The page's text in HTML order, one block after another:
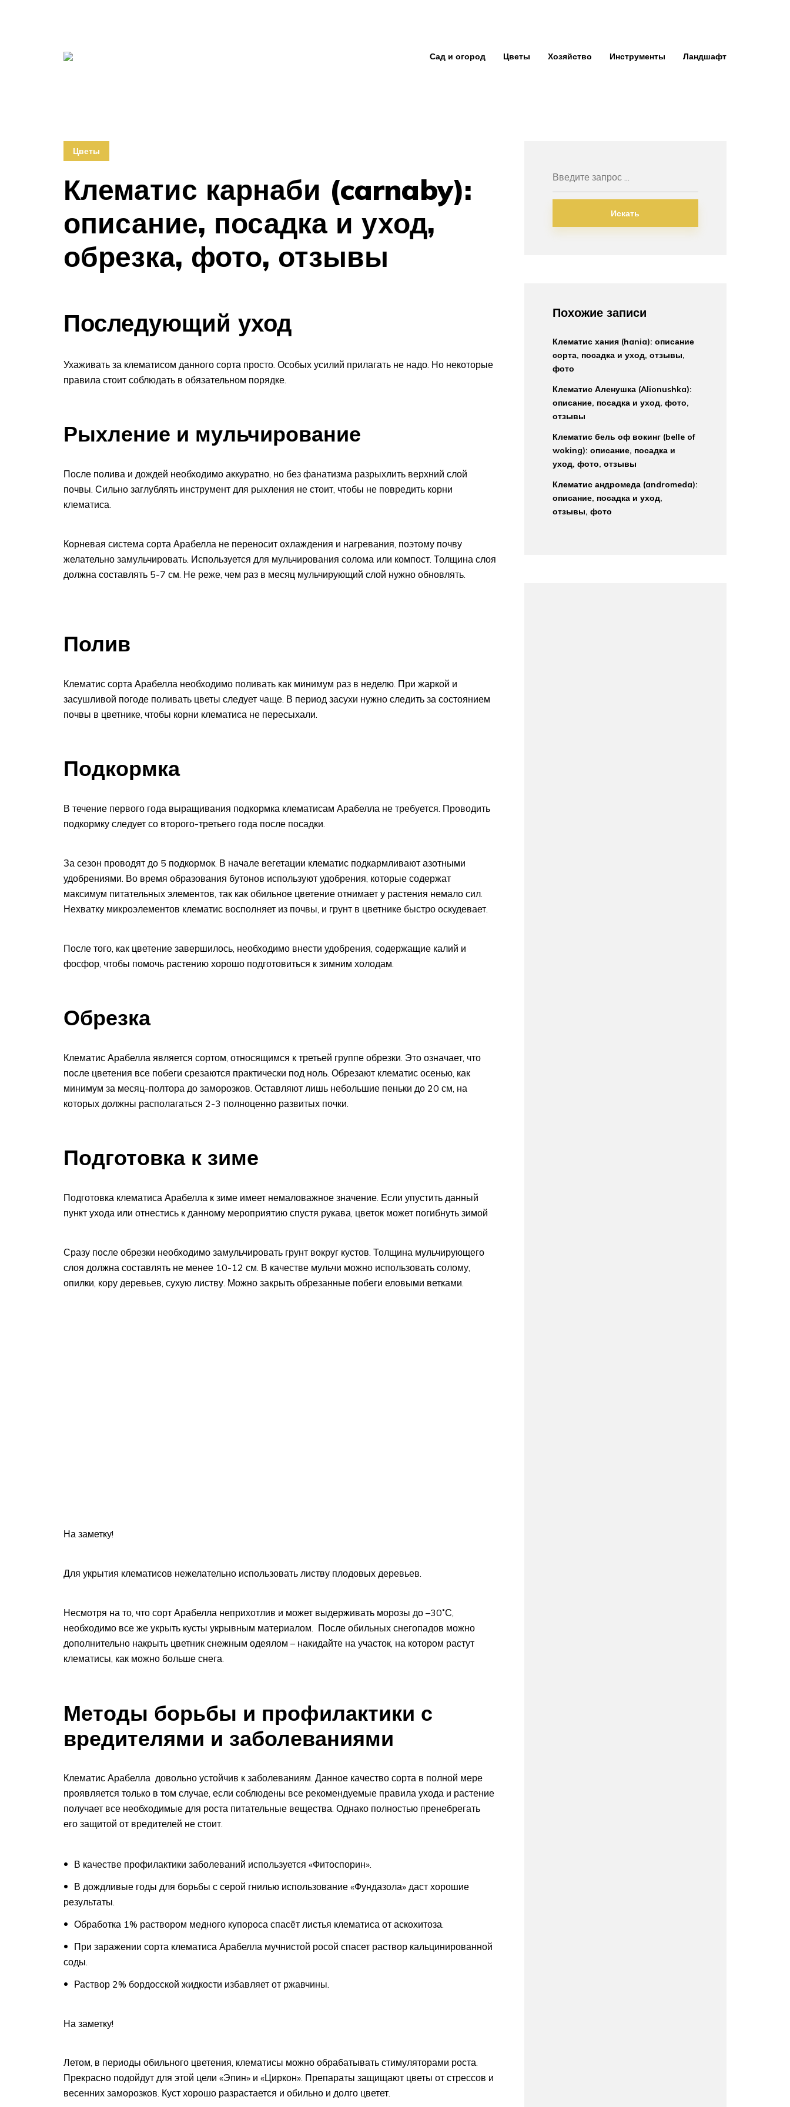
Сад и огород Цветы Хозяйство Инструменты Ландшафт
Цветы
Клематис карнаби (carnaby):
описание, посадка и уход,
обрезка, фото, отзывы
Последующий уход
Ухаживать за клематисом данного сорта просто. Особых усилий прилагать не надо. Но некоторые
правила стоит соблюдать в обязательном порядке.
Рыхление и мульчирование
После полива и дождей необходимо аккуратно, но без фанатизма разрыхлить верхний слой
почвы. Сильно заглублять инструмент для рыхления не стоит, чтобы не повредить корни
клематиса.
Корневая система сорта Арабелла не переносит охлаждения и нагревания, поэтому почву
желательно замульчировать. Используется для мульчирования солома или компост. Толщина слоя
должна составлять 5-7 см. Не реже, чем раз в месяц мульчирующий слой нужно обновлять.
Полив
Клематис сорта Арабелла необходимо поливать как минимум раз в неделю. При жаркой и
засушливой погоде поливать цветы следует чаще. В период засухи нужно следить за состоянием
почвы в цветнике, чтобы корни клематиса не пересыхали.
Подкормка
В течение первого года выращивания подкормка клематисам Арабелла не требуется. Проводить
подкормку следует со второго-третьего года после посадки.
За сезон проводят до 5 подкормок. В начале вегетации клематис подкармливают азотными
удобрениями. Во время образования бутонов используют удобрения, которые содержат
максимум питательных элементов, так как обильное цветение отнимает у растения немало сил.
Нехватку микроэлементов клематис восполняет из почвы, и грунт в цветнике быстро оскудевает.
После того, как цветение завершилось, необходимо внести удобрения, содержащие калий и
фосфор, чтобы помочь растению хорошо подготовиться к зимним холодам.
Обрезка
Клематис Арабелла является сортом, относящимся к третьей группе обрезки. Это означает, что
после цветения все побеги срезаются практически под ноль. Обрезают клематис осенью, как
минимум за месяц-полтора до заморозков. Оставляют лишь небольшие пеньки до 20 см, на
которых должны располагаться 2-3 полноценно развитых почки.
Подготовка к зиме
Подготовка клематиса Арабелла к зиме имеет немаловажное значение. Если упустить данный
пункт ухода или отнестись к данному мероприятию спустя рукава, цветок может погибнуть зимой
Сразу после обрезки необходимо замульчировать грунт вокруг кустов. Толщина мульчирующего
слоя должна составлять не менее 10-12 см. В качестве мульчи можно использовать солому,
опилки, кору деревьев, сухую листву. Можно закрыть обрезанные побеги еловыми ветками.
На заметку!
Для укрытия клематисов нежелательно использовать листву плодовых деревьев.
Несмотря на то, что сорт Арабелла неприхотлив и может выдерживать морозы до –30˚С,
необходимо все же укрыть кусты укрывным материалом. После обильных снегопадов можно
дополнительно накрыть цветник снежным одеялом – накидайте на участок, на котором растут
клематисы, как можно больше снега.
Методы борьбы и профилактики с
вредителями и заболеваниями
Клематис Арабелла довольно устойчив к заболеваниям. Данное качество сорта в полной мере
проявляется только в том случае, если соблюдены все рекомендуемые правила ухода и растение
получает все необходимые для роста питательные вещества. Однако полностью пренебрегать
его защитой от вредителей не стоит.
В качестве профилактики заболеваний используется «Фитоспорин».
В дождливые годы для борьбы с серой гнилью использование «Фундазола» даст хорошие
результаты.
Обработка 1% раствором медного купороса спасёт листья клематиса от аскохитоза.
При заражении сорта клематиса Арабелла мучнистой росой спасет раствор кальцинированной
соды.
Раствор 2% бордосской жидкости избавляет от ржавчины.
На заметку!
Летом, в периоды обильного цветения, клематисы можно обрабатывать стимуляторами роста.
Прекрасно подойдут для этой цели «Эпин» и «Циркон». Препараты защищают цветы от стрессов и
весенних заморозков. Куст хорошо разрастается и обильно и долго цветет.
Искать
Похожие записи
Клематис хания (hania): описание
сорта, посадка и уход, отзывы,
фото
Клематис Аленушка (Alionushka):
описание, посадка и уход, фото,
отзывы
Клематис бель оф вокинг (belle of
woking): описание, посадка и
уход, фото, отзывы
Клематис андромеда (andromeda):
описание, посадка и уход,
отзывы, фото